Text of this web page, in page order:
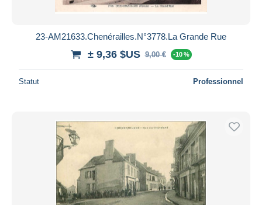
23-AM21633.Chenérailles.N°3778.La Grande Rue
± 9,36 $US 9,00 € -10 %
Statut Professionnel